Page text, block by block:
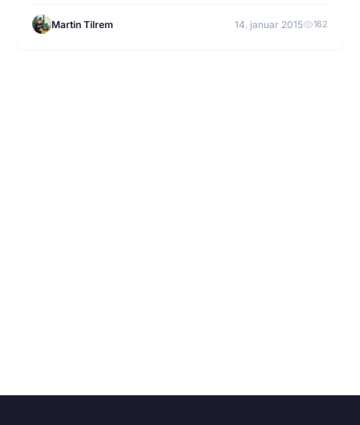
Martin Tilrem 14. januar 2015 162